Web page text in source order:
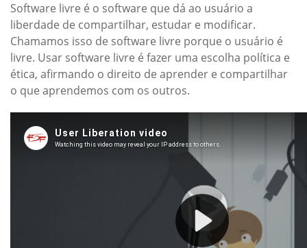
Software livre é o software que dá ao usuário a
liberdade de compartilhar, estudar e modificar.
Chamamos isso de software livre porque o usuário é
livre. Usar software livre é fazer uma escolha política e
ética, afirmando o direito de aprender e compartilhar
o que aprendemos com os outros.